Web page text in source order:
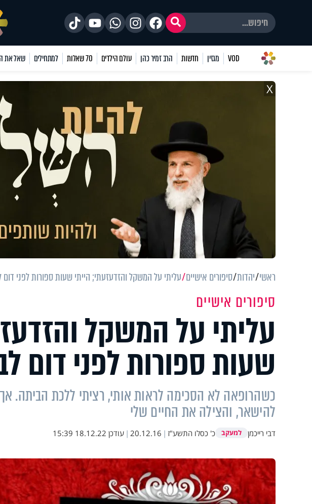
VOD מגזין חדשות הרב זמיר כהן עולם הילדים 70 שאלות למתחילים שאל את
X
ראשי יהדות סיפורים אישיים עליתי על המשקל והזדעזעתי; הייתי שעות ספורות לפני דום
סיפורים אישיים
עליתי על המשקל
שעות ספורות לפני דום
כשהרופאה לא הסכימה לראות אותי, רציתי ללכת הביתה.
להישאר, והצילה את החיים שלי
דבי רייכמן למעקב כ' כסלו התשע"ז |
20.12.16
| עודכן 18.12.22 15:39